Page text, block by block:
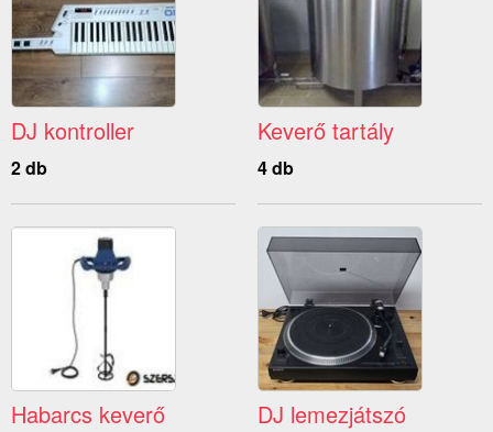
DJ kontroller
2 db
Keverő tartály
4 db
Habarcs keverő DJ lemezjátszó